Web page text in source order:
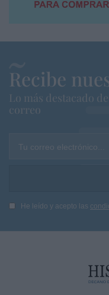
Recibe
Lo más destacado
correo
Tu correo electrónico...
He leído y acepto las